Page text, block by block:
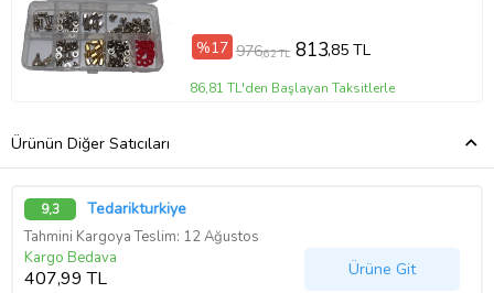
%17 976,62 TL 813,85 TL
86,81 TL'den Başlayan Taksitlerle
Ürünün Diğer Satıcıları
9,3 Tedarikturkiye
Tahmini Kargoya Teslim: 12 Ağustos
Kargo Bedava
407,99 TL Ürüne Git